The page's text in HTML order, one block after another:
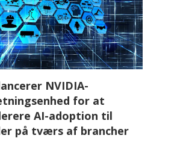
NVIDIA-
for at
AI-adoption til
på tværs af brancher